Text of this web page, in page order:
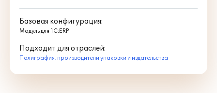
Базовая конфигурация:
Модуль для 1С:ERP
Подходит для отраслей:
Полиграфия, производители упаковки и издательства